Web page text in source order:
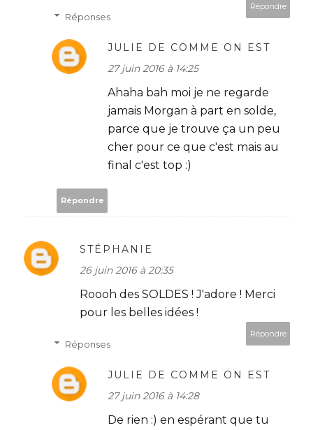
Répondre
Réponses
JULIE DE COMME ON EST
27 juin 2016 à 14:25
Ahaha bah moi je ne regarde
jamais Morgan à part en solde,
parce que je trouve ça un peu
cher pour ce que c'est mais au
final c'est top :)
Répondre
STÉPHANIE
26 juin 2016 à 20:35
Roooh des SOLDES ! J'adore ! Merci
pour les belles idées !
Répondre
Réponses
JULIE DE COMME ON EST
27 juin 2016 à 14:28
De rien :) en espérant que tu